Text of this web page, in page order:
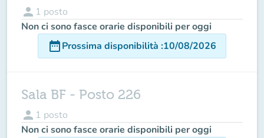
person 1 posto
Non ci sono fasce orarie disponibili per oggi
date_rangeProssima disponibilità :10/08/2026
Sala BF - Posto 226
person 1 posto
Non ci sono fasce orarie disponibili per oggi